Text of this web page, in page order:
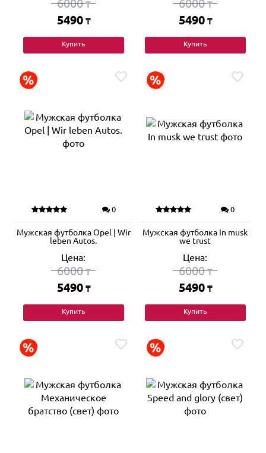
6000₸
5490 ₸
Купить
6000₸
5490 ₸
Купить
0
Мужская футболка Opel | Wir
leben Autos.
Цена:
6000₸
5490 ₸
Купить
0
Мужская футболка In musk
we trust
Цена:
6000₸
5490 ₸
Купить